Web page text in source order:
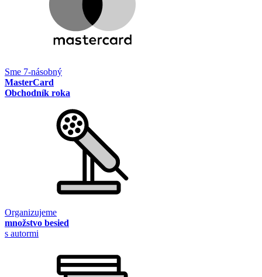
Sme 7-násobný
MasterCard
Obchodník roka
Organizujeme
množstvo besied
s autormi